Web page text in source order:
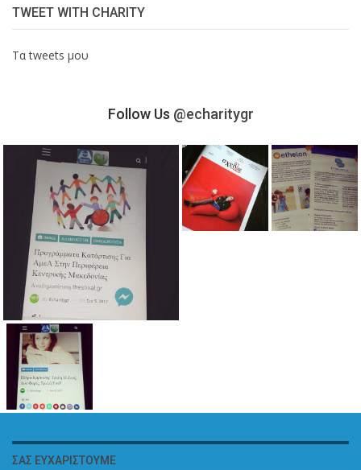
TWEET WITH CHARITY
Τα tweets μου
Follow Us @echaritygr
ΣΑΣ ΕΥΧΑΡΙΣΤΟΎΜΕ